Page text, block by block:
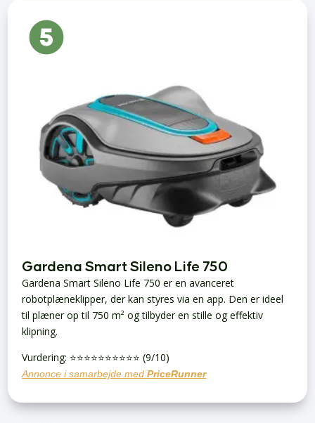
Gardena Smart Sileno Life 750
Gardena Smart Sileno Life 750 er en avanceret
robotplæneklipper, der kan styres via en app. Den er ideel
til plæner op til 750 m² og tilbyder en stille og effektiv
klipning.
Vurdering: ⭐️⭐️⭐️⭐️⭐️⭐️⭐️⭐️⭐️⭐️ (9/10)
Annonce i samarbejde medPriceRunner